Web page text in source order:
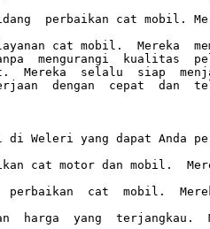
perbaikan cat mobil.
cat mobil.  Mereka
mengurangi  kualitas
Mereka  selalu  siap
dengan  cepat  dan
Weleri yang dapat Anda
cat motor dan mobil.
cat  mobil.
harga  yang  terjangkau.